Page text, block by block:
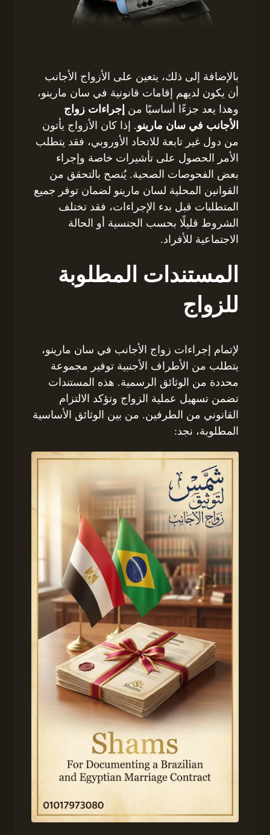
بالإضافة إلى ذلك، يتعين على الأزواج الأجانب
أن يكون لديهم إقامات قانونية في سان مارينو،
وهذا يعد جزءًا أساسيًا من إجراءات زواج
الأجانب في سان مارينو. إذا كان الأزواج يأتون
من دول غير تابعة للاتحاد الأوروبي، فقد يتطلب
الأمر الحصول على تأشيرات خاصة وإجراء
بعض الفحوصات الصحية. يُنصح بالتحقق من
القوانين المحلية لسان مارينو لضمان توفر جميع
المتطلبات قبل بدء الإجراءات، فقد تختلف
الشروط قليلًا بحسب الجنسية أو الحالة
الاجتماعية للأفراد.
المستندات المطلوبة
للزواج
لإتمام إجراءات زواج الأجانب في سان مارينو،
يتطلب من الأطراف الأجنبية توفير مجموعة
محددة من الوثائق الرسمية. هذه المستندات
تضمن تسهيل عملية الزواج وتؤكد الالتزام
القانوني من الطرفين. من بين الوثائق الأساسية
المطلوبة، نجد: